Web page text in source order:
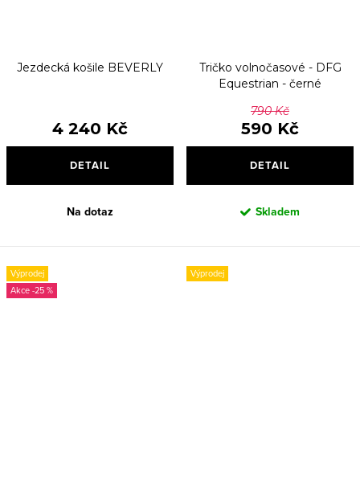
Jezdecká košile BEVERLY
4 240 Kč
DETAIL
Na dotaz
Tričko volnočasové - DFG
Equestrian - černé
790 Kč
590 Kč
DETAIL
Skladem
Výprodej
-25 %
Výprodej